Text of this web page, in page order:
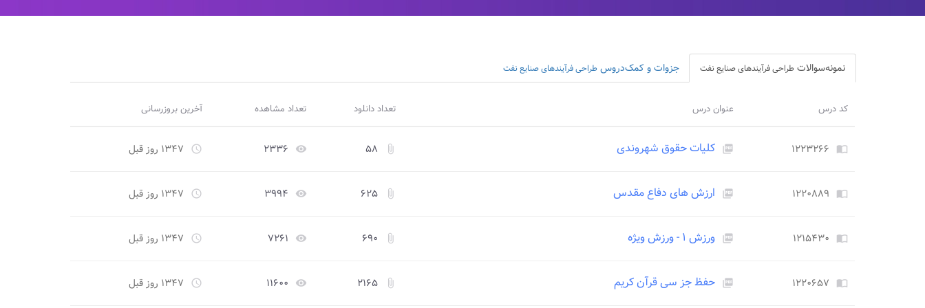
نمونه‌سوالات طراحی فرآیندهای صنایع نفت جزوات و کمک‌دروس طراحی فرآیندهای صنایع نفت
کد درس عنوان درس تعداد دانلود تعداد مشاهده آخرین بروزرسانی
import_contacts ۱۲۲۳۲۶۶ picture_as_pdf کلیات حقوق شهروندی attach_file ۵۸ remove_red_eye ۲۳۳۶ access_time ۱۳۴۷ روز قبل
import_contacts ۱۲۲۰۸۸۹ picture_as_pdf ارزش های دفاع مقدس attach_file ۶۲۵ remove_red_eye ۳۹۹۴ access_time ۱۳۴۷ روز قبل
import_contacts ۱۲۱۵۴۳۰ picture_as_pdf ورزش ۱ - ورزش ویژه attach_file ۶۹۰ remove_red_eye ۷۲۶۱ access_time ۱۳۴۷ روز قبل
import_contacts ۱۲۲۰۶۵۷ picture_as_pdf حفظ جز سی قرآن کریم attach_file ۲۱۶۵ remove_red_eye ۱۱۶۰۰ access_time ۱۳۴۷ روز قبل